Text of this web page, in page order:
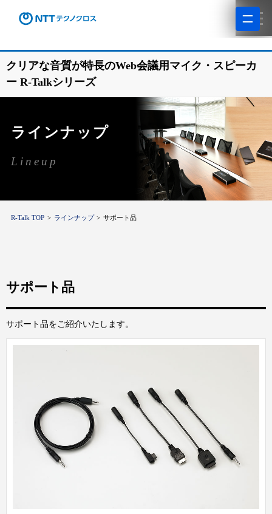
クリアな音質が特長のWeb会議用マイク・スピーカ
ー R-Talkシリーズ
ラインナップ
Lineup
R-Talk TOP ラインナップ サポート品
サポート品
サポート品をご紹介いたします。